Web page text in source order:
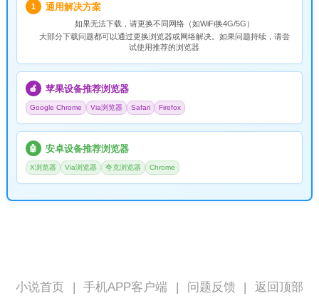
1 通用解决方案
如果无法下载，请更换不同网络（如WiFi换4G/5G）
大部分下载问题都可以通过更换浏览器或网络解决。如果问题持续，请尝
试使用推荐的浏览器
🍎 苹果设备推荐浏览器
Google Chrome Via浏览器 Safari Firefox
🤖 安卓设备推荐浏览器
X浏览器 Via浏览器 夸克浏览器 Chrome
小说首页 手机APP客户端 问题反馈 返回顶部